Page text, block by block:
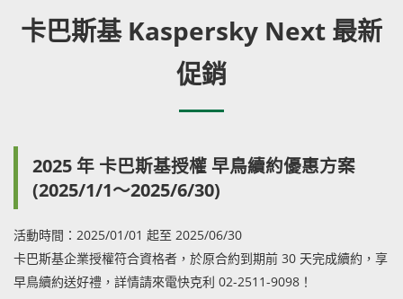
卡巴斯基 Kaspersky Next 最新
促銷
2025 年 卡巴斯基授權 早鳥續約優惠方案
(2025/1/1～2025/6/30)
活動時間：2025/01/01 起至 2025/06/30
卡巴斯基企業授權符合資格者，於原合約到期前 30 天完成續約，享
早鳥續約送好禮，詳情請來電快克利 02-2511-9098！